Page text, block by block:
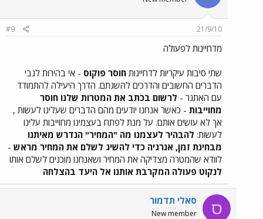
21/9/10
#9
מדחיינות לפעולה
שתי סיבות עיקריות לדחיינות חוסר פוקוס - אי בהירות לגבי
הדברים החשובים והדרכים להשגתם. הדרך היעילה להתמודד
עם האתגר - לרשום בכתב את המטרות שלנו חוסר
מחוייבות - כאשר אנחנו יודעים מהם הדברים שעלינו לעשות ,
אך לא עושים אותם. על מנת לפתח בעצמינו מחוייבות עלינו
לעשות: להבהיר לעצמנו מה "המחיר" הנדרש מאיתנו
מבחינת זמן, אנרגיה כדי להשיג לשלם את המחיר מראש -
לוודא שהמטרה מצדיקה את המחיר ושאנחנו מוכנים לשלם אותו
לנקוט פעולה המקרבת אותנו אל היעד בהצלחה
ס סאלי תדמור
New member